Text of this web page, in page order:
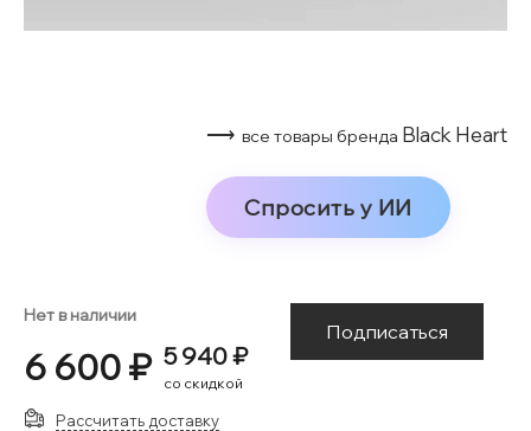
⟶ все товары бренда Black Heart
Спросить у ИИ
Нет в наличии
6 600 ₽ 5 940 ₽
со скидкой
Подписаться
Рассчитать доставку